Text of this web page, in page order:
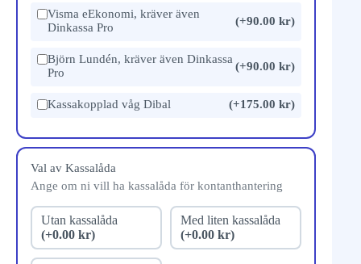
Visma eEkonomi, kräver även
Dinkassa Pro
(+90.00 kr)
Björn Lundén, kräver även Dinkassa
Pro
(+90.00 kr)
Kassakopplad våg Dibal (+175.00 kr)
Val av Kassalåda
Ange om ni vill ha kassalåda för kontanthantering
Utan kassalåda
(+0.00 kr)
Med liten kassalåda
(+0.00 kr)